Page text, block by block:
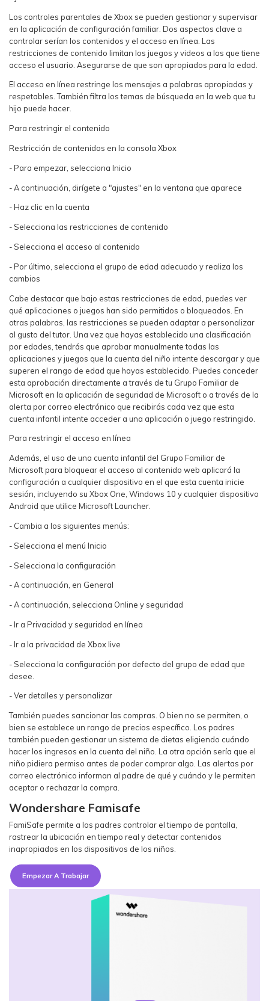
Los controles parentales de Xbox se pueden gestionar y supervisar
en la aplicación de configuración familiar. Dos aspectos clave a
controlar serían los contenidos y el acceso en línea. Las
restricciones de contenido limitan los juegos y videos a los que tiene
acceso el usuario. Asegurarse de que son apropiados para la edad.
El acceso en línea restringe los mensajes a palabras apropiadas y
respetables. También filtra los temas de búsqueda en la web que tu
hijo puede hacer.
Para restringir el contenido
Restricción de contenidos en la consola Xbox
- Para empezar, selecciona Inicio
- A continuación, dirígete a "ajustes" en la ventana que aparece
- Haz clic en la cuenta
- Selecciona las restricciones de contenido
- Selecciona el acceso al contenido
- Por último, selecciona el grupo de edad adecuado y realiza los
cambios
Cabe destacar que bajo estas restricciones de edad, puedes ver
qué aplicaciones o juegos han sido permitidos o bloqueados. En
otras palabras, las restricciones se pueden adaptar o personalizar
al gusto del tutor. Una vez que hayas establecido una clasificación
por edades, tendrás que aprobar manualmente todas las
aplicaciones y juegos que la cuenta del niño intente descargar y que
superen el rango de edad que hayas establecido. Puedes conceder
esta aprobación directamente a través de tu Grupo Familiar de
Microsoft en la aplicación de seguridad de Microsoft o a través de la
alerta por correo electrónico que recibirás cada vez que esta
cuenta infantil intente acceder a una aplicación o juego restringido.
Para restringir el acceso en línea
Además, el uso de una cuenta infantil del Grupo Familiar de
Microsoft para bloquear el acceso al contenido web aplicará la
configuración a cualquier dispositivo en el que esta cuenta inicie
sesión, incluyendo su Xbox One, Windows 10 y cualquier dispositivo
Android que utilice Microsoft Launcher.
- Cambia a los siguientes menús:
- Selecciona el menú Inicio
- Selecciona la configuración
- A continuación, en General
- A continuación, selecciona Online y seguridad
- Ir a Privacidad y seguridad en línea
- Ir a la privacidad de Xbox live
- Selecciona la configuración por defecto del grupo de edad que
desee.
- Ver detalles y personalizar
También puedes sancionar las compras. O bien no se permiten, o
bien se establece un rango de precios específico. Los padres
también pueden gestionar un sistema de dietas eligiendo cuándo
hacer los ingresos en la cuenta del niño. La otra opción sería que el
niño pidiera permiso antes de poder comprar algo. Las alertas por
correo electrónico informan al padre de qué y cuándo y le permiten
aceptar o rechazar la compra.
Wondershare Famisafe
FamiSafe permite a los padres controlar el tiempo de pantalla,
rastrear la ubicación en tiempo real y detectar contenidos
inapropiados en los dispositivos de los niños.
Empezar A Trabajar